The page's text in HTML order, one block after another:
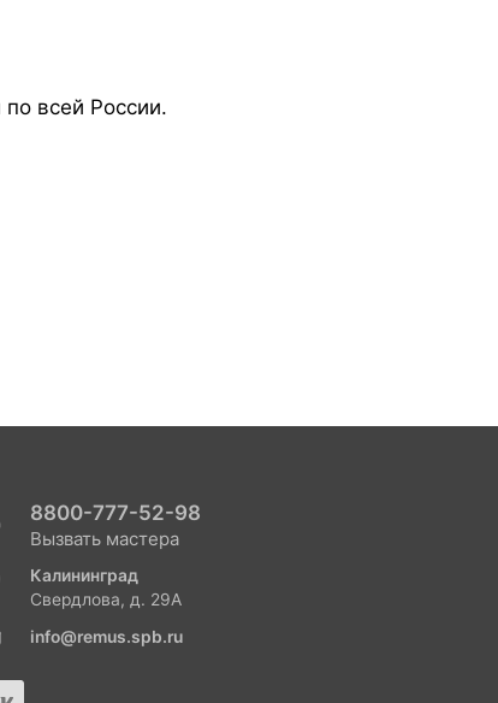
всей России.
8800-777-52-98
Вызвать мастера
Калининград
Свердлова, д. 29А
info@remus.spb.ru